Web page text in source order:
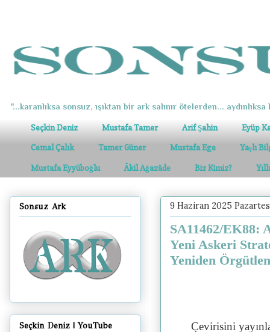
"...karanlıksa sonsuz, ışıktan bir ark salınır ötelerden... aydınlıksa
Seçkin Deniz Mustafa Tamer Arif Şahin Eyüp
Cemal Çalık Tamer Güner Mustafa Ege Yaşlı
Mustafa Eyyüboğlu Âkil Ağazâde Biz Kimiz?
9 Haziran 2025
SA11462/EK88:
Yeni Askeri
Yeniden
Çevirisini
Sonsuz Ark
Seçkin Deniz | YouTube